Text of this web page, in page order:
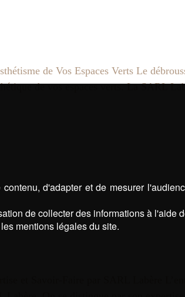
de Vos Espaces Verts Le
de vos espaces verts. La SARL
et Savoir-Faire par SARL Labère
d'adapter et de mesurer
de collecter des informations à l'aide
mentions légales du site.